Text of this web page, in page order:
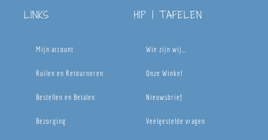
LINKS
Mijn account
Ruilen en Retourneren
Bestellen en Betalen
Bezorging
HIP | TAFELEN
Wie zijn wij…
Onze Winkel
Nieuwsbrief
Veelgestelde vragen